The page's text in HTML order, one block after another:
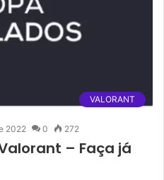
VALORANT
2022 0 272
– Faça já